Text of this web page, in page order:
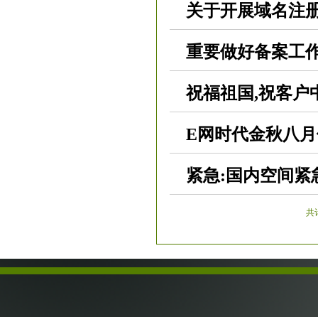
关于开展域名注
重要做好备案工
祝福祖国,祝客户
E网时代金秋八
紧急:国内空间紧
共